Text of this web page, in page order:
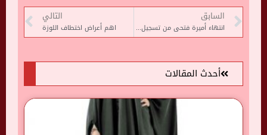
السابق
انتهاء أميرة فتحى من تسجيل أغنيتها الجديدة “مابتعوضش”
التالي
اهم أعراض اختطاف اللوزة
أحدث المقالات